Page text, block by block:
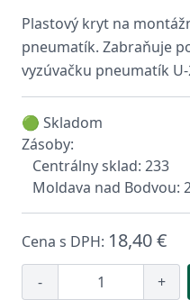
Plastový kryt na
pneumatík. Zabraňuje
vyzúvačku pneumatík U-
🟢 Skladom
Zásoby:
Centrálny sklad: 233
Moldava nad Bodvou:
Cena s DPH: 18,40 €
- +